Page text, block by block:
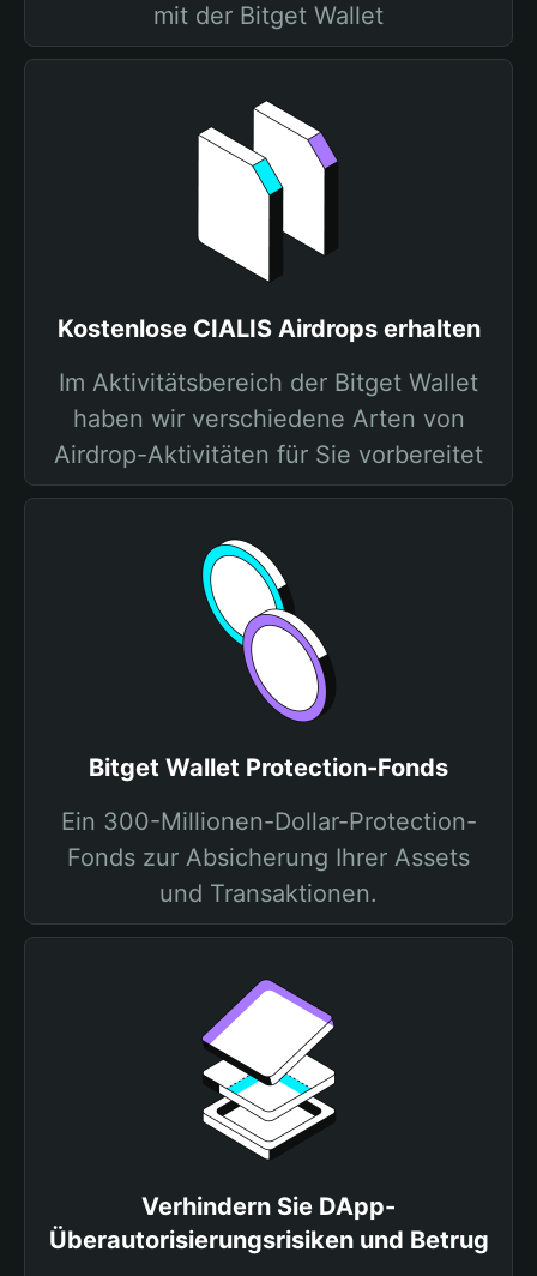
mit der Bitget Wallet
Kostenlose CIALIS Airdrops erhalten
Im Aktivitätsbereich der Bitget Wallet
haben wir verschiedene Arten von
Airdrop-Aktivitäten für Sie vorbereitet
Bitget Wallet Protection-Fonds
Ein 300-Millionen-Dollar-Protection-
Fonds zur Absicherung Ihrer Assets
und Transaktionen.
Verhindern Sie DApp-
Überautorisierungsrisiken und Betrug